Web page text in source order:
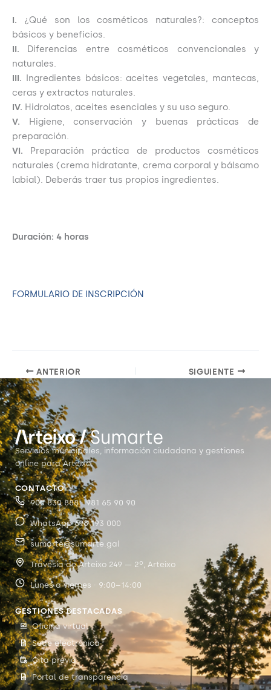
I. ¿Qué son los cosméticos naturales?: conceptos
básicos y beneficios.
II. Diferencias entre cosméticos convencionales y
naturales.
III. Ingredientes básicos: aceites vegetales, mantecas,
ceras y extractos naturales.
IV. Hidrolatos, aceites esenciales y su uso seguro.
V. Higiene, conservación y buenas prácticas de
preparación.
VI. Preparación práctica de productos cosméticos
naturales (crema hidratante, crema corporal y bálsamo
labial). Deberás traer tus propios ingredientes.
Duración: 4 horas
FORMULARIO DE INSCRIPCIÓN
ANTERIOR SIGUIENTE
Servicios municipales, información ciudadana y gestiones
online para Arteixo.
CONTACTO
900 830 888 · 981 65 90 90
WhatsApp 698 193 000
sumarte@sumarte.gal
Travesía de Arteixo 249 — 2º, Arteixo
Lunes a viernes · 9:00–14:00
GESTIONES DESTACADAS
Oficina virtual
Sede electrónica
Cita previa
Portal de transparencia